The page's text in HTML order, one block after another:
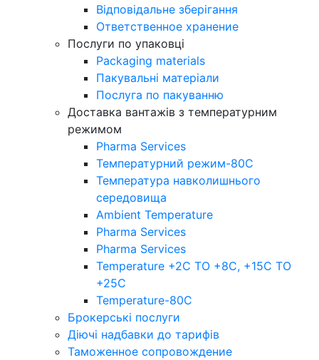
Відповідальне зберігання
Ответственное хранение
Послуги по упаковці
Packaging materials
Пакувальнi матерiали
Послуга по пакуванню
Доставка вантажів з температурним
режимом
Pharma Services
Температурний режим-80С
Температура навколишнього
середовища
Ambient Temperature
Pharma Services
Pharma Services
Temperature +2C TO +8С, +15C TO
+25С
Temperature-80С
Брокерські послуги
Діючі надбавки до тарифів
Таможенное сопровождение